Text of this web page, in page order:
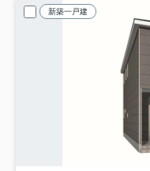
新築一戸建